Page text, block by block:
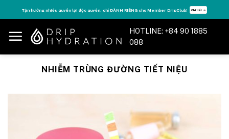
to
content
Tận hưởng nhiều quyền lợi độc quyền, chỉ DÀNH RIÊNG cho Member DripClub! Chi tiết ➝
HOTLINE: +84 90 1885
088
NHIỄM TRÙNG ĐƯỜNG TIẾT NIỆU